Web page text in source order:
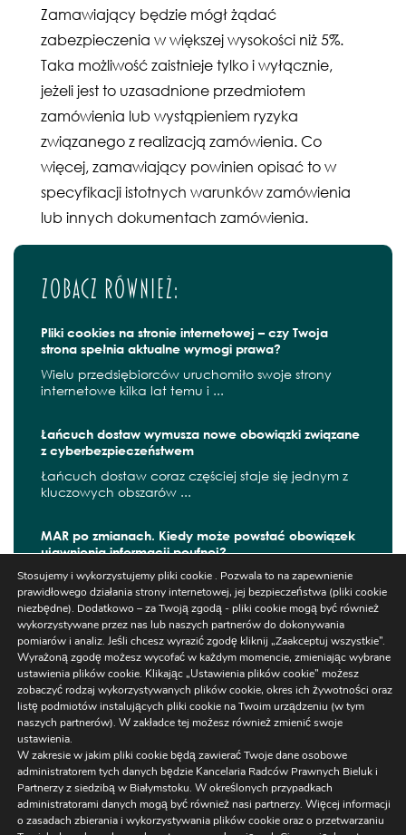
Zamawiający będzie mógł żądać
zabezpieczenia w większej wysokości niż 5%.
Taka możliwość zaistnieje tylko i wyłącznie,
jeżeli jest to uzasadnione przedmiotem
zamówienia lub wystąpieniem ryzyka
związanego z realizacją zamówienia. Co
więcej, zamawiający powinien opisać to w
specyfikacji istotnych warunków zamówienia
lub innych dokumentach zamówienia.
Zobacz również:
Pliki cookies na stronie internetowej – czy Twoja
strona spełnia aktualne wymogi prawa?
Wielu przedsiębiorców uruchomiło swoje strony
internetowe kilka lat temu i ...
Łańcuch dostaw wymusza nowe obowiązki związane
z cyberbezpieczeństwem
Łańcuch dostaw coraz częściej staje się jednym z
kluczowych obszarów ...
MAR po zmianach. Kiedy może powstać obowiązek
ujawnienia informacji poufnej?
W czerwcu 2026 r. zaczęły obowiązywać kolejne
zmiany wynikające z ...
Szukaj
NEWSLETTER Regulaminy/RODO /
Ustawienia
Stosujemy i wykorzystujemy pliki cookie . Pozwala to na zapewnienie
prawidłowego działania strony internetowej, jej bezpieczeństwa (pliki cookie
niezbędne). Dodatkowo – za Twoją zgodą - pliki cookie mogą być również
wykorzystywane przez nas lub naszych partnerów do dokonywania
pomiarów i analiz. Jeśli chcesz wyrazić zgodę kliknij „Zaakceptuj wszystkie”.
Wyrażoną zgodę możesz wycofać w każdym momencie, zmieniając wybrane
ustawienia plików cookie. Klikając „Ustawienia plików cookie” możesz
zobaczyć rodzaj wykorzystywanych plików cookie, okres ich żywotności oraz
listę podmiotów instalujących pliki cookie na Twoim urządzeniu (w tym
naszych partnerów). W zakładce tej możesz również zmienić swoje
ustawienia.
W zakresie w jakim pliki cookie będą zawierać Twoje dane osobowe
administratorem tych danych będzie Kancelaria Radców Prawnych Bieluk i
Partnerzy z siedzibą w Białymstoku. W określonych przypadkach
administratorami danych mogą być również nasi partnerzy. Więcej informacji
o zasadach zbierania i wykorzystywania plików cookie oraz o przetwarzaniu